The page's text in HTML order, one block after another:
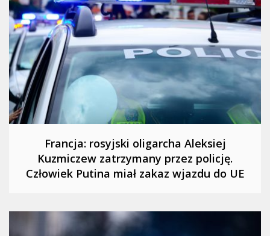
Francja: rosyjski oligarcha Aleksiej
Kuzmiczew zatrzymany przez policję.
Człowiek Putina miał zakaz wjazdu do UE